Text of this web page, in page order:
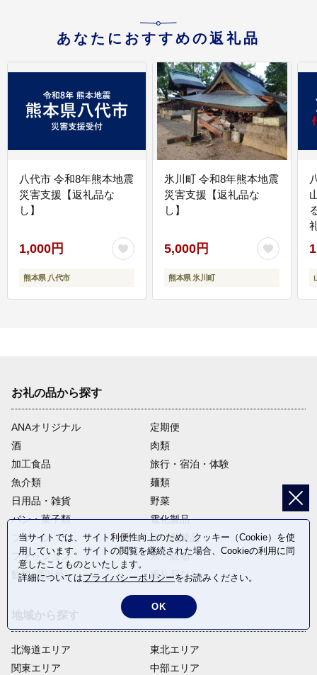
あなたにおすすめの返礼品
八代市 令和8年熊本地震
災害支援【返礼品な
し】
1,000円
熊本県 八代市
氷川町 令和8年熊本地震
災害支援【返礼品な
し】
5,000円
熊本県 氷川町
お礼の品から探す
ANAオリジナル
定期便
酒
肉類
加工食品
旅行・宿泊・体験
魚介類
麺類
日用品・雑貨
野菜
パン・菓子類
電化製品
フルーツ
卵・乳製品
ファッション
米・穀物
飲料(酒以外)
返礼品なし
北海道エリア
関東エリア
東北エリア
中部エリア
当サイトでは、サイト利便性向上のため、クッキー（Cookie）を使
用しています。サイトの閲覧を継続された場合、Cookieの利用に同
意したことものといたします。
詳細についてはプライバシーポリシーをお読みください。
OK